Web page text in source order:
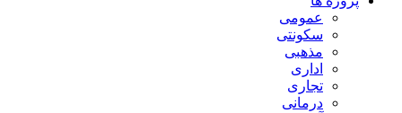
عمومی
سکونتی
مذهبی
اداری
تجاری
درمانی